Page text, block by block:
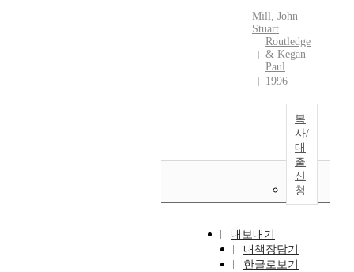
Mill, John
Stuart
Routledge
& Kegan
Paul
1996
복
사/
대
출
신
청
내보내기
내책장담기
한글로보기